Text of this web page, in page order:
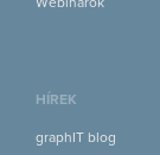
HÍREK
graphIT blog